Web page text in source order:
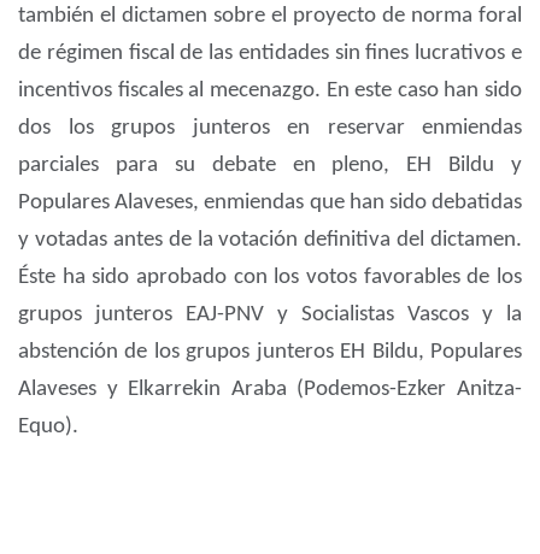
también el dictamen sobre el proyecto de norma foral
de régimen fiscal de las entidades sin fines lucrativos e
incentivos fiscales al mecenazgo. En este caso han sido
dos los grupos junteros en reservar enmiendas
parciales para su debate en pleno, EH Bildu y
Populares Alaveses, enmiendas que han sido debatidas
y votadas antes de la votación definitiva del dictamen.
Éste ha sido aprobado con los votos favorables de los
grupos junteros EAJ-PNV y Socialistas Vascos y la
abstención de los grupos junteros EH Bildu, Populares
Alaveses y Elkarrekin Araba (Podemos-Ezker Anitza-
Equo).